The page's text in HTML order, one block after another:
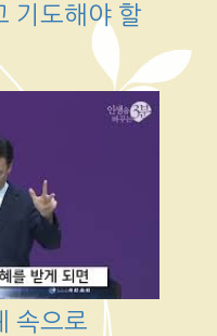
기도해야 할
속으로